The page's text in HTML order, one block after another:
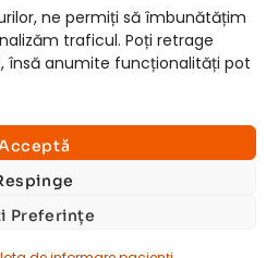
ne permiți să îmbunătățim
traficul. Poți retrage
însă anumite funcționalități pot
Preferințe
web.ro
×
investigații
Află detalii